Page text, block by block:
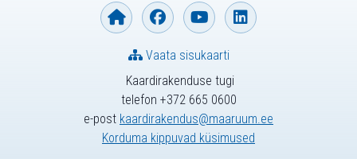
Kaardirakenduse tugi
telefon +372 665 0600
e-post kaardirakendus@maaruum.ee
Korduma kippuvad küsimused
Vaata sisukaarti